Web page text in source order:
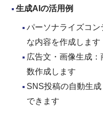
生成AI の活用例
パーソナライズコ
な内容を作成します
広告文・画像生成
数作成します
SNS投稿の自動生
できます